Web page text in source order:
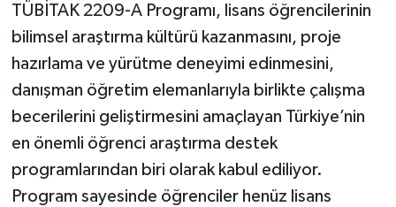
TÜBİTAK 2209-A Programı, lisans öğrencilerinin
bilimsel araştırma kültürü kazanmasını, proje
hazırlama ve yürütme deneyimi edinmesini,
danışman öğretim elemanlarıyla birlikte çalışma
becerilerini geliştirmesini amaçlayan Türkiye’nin
en önemli öğrenci araştırma destek
programlarından biri olarak kabul ediliyor.
Program sayesinde öğrenciler henüz lisans